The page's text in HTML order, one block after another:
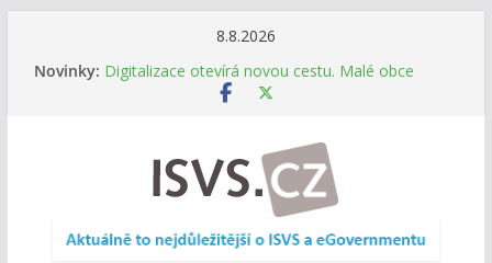
8.8.2026
Novinky: novou mobilní aplikaci
Digitalizace otevírá novou cestu. Malé obce
DIA: Stát poprvé v historii zapojuje širokou
veřejnost do testování digitálních služeb
DIA: Informační systém dlouhodobého řízení
(ISDŘ) je od července v plném provozu
RVIS – Výbor pro architekturu a řízení ICT
zveřejnil materiály z nového jednání